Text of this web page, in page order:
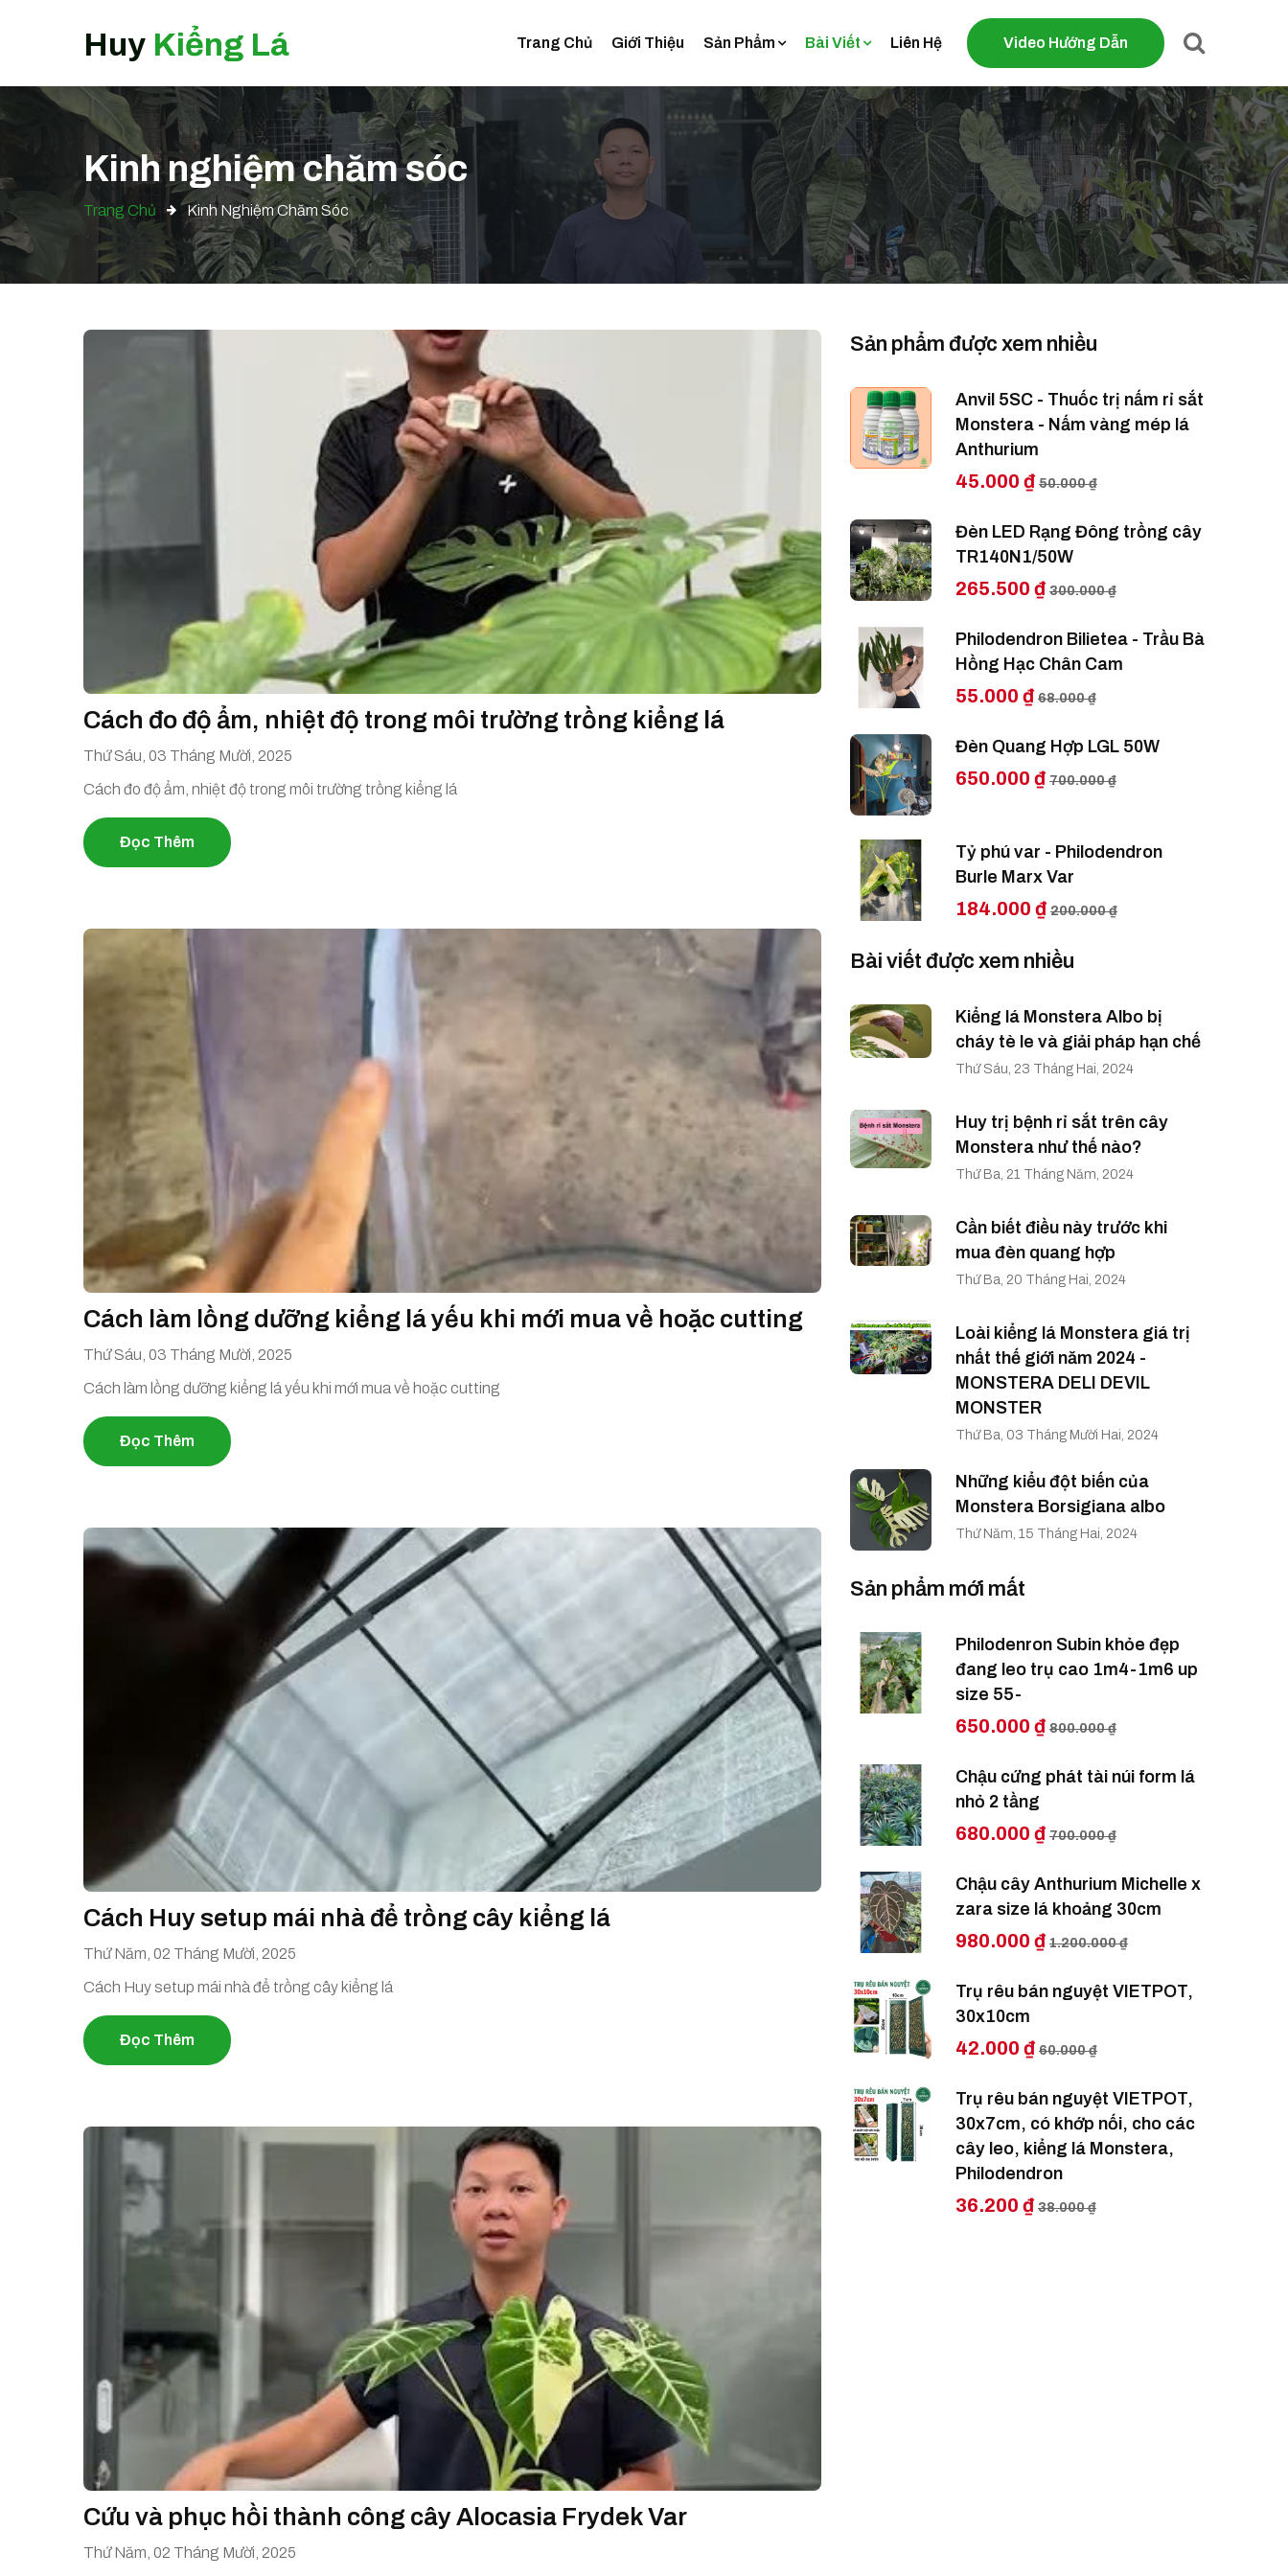
Huy Kiểng Lá Trang Chủ Giới Thiệu Sản Phẩm Bài Viết Liên Hệ Video Hướng Dẫn
Kinh nghiệm chăm sóc
Trang Chủ Kinh Nghiệm Chăm Sóc
Cách đo độ ẩm, nhiệt độ trong môi trường trồng kiểng lá
Thứ Sáu, 03 Tháng Mười, 2025
Cách đo độ ẩm, nhiệt độ trong môi trường trồng kiểng lá
Đọc Thêm
Cách làm lồng dưỡng kiểng lá yếu khi mới mua về hoặc cutting
Thứ Sáu, 03 Tháng Mười, 2025
Cách làm lồng dưỡng kiểng lá yếu khi mới mua về hoặc cutting
Đọc Thêm
Cách Huy setup mái nhà để trồng cây kiểng lá
Thứ Năm, 02 Tháng Mười, 2025
Cách Huy setup mái nhà để trồng cây kiểng lá
Đọc Thêm
Cứu và phục hồi thành công cây Alocasia Frydek Var
Thứ Năm, 02 Tháng Mười, 2025
Sản phẩm được xem nhiều
Anvil 5SC - Thuốc trị nấm rỉ sắt
Monstera - Nấm vàng mép lá
Anthurium
45.000 ₫ 50.000 ₫
Đèn LED Rạng Đông trồng cây
TR140N1/50W
265.500 ₫ 300.000 ₫
Philodendron Bilietea - Trầu Bà
Hồng Hạc Chân Cam
55.000 ₫ 68.000 ₫
Đèn Quang Hợp LGL 50W
650.000 ₫ 700.000 ₫
Tỷ phú var - Philodendron
Burle Marx Var
184.000 ₫ 200.000 ₫
Bài viết được xem nhiều
Kiểng lá Monstera Albo bị
cháy tè le và giải pháp hạn chế
Thứ Sáu, 23 Tháng Hai, 2024
Huy trị bệnh rỉ sắt trên cây
Monstera như thế nào?
Thứ Ba, 21 Tháng Năm, 2024
Cần biết điều này trước khi
mua đèn quang hợp
Thứ Ba, 20 Tháng Hai, 2024
Loài kiểng lá Monstera giá trị
nhất thế giới năm 2024 -
MONSTERA DELI DEVIL
MONSTER
Thứ Ba, 03 Tháng Mười Hai, 2024
Những kiểu đột biến của
Monstera Borsigiana albo
Thứ Năm, 15 Tháng Hai, 2024
Sản phẩm mới mất
Philodenron Subin khỏe đẹp
đang leo trụ cao 1m4-1m6 up
size 55-
650.000 ₫ 800.000 ₫
Chậu cứng phát tài núi form lá
nhỏ 2 tầng
680.000 ₫ 700.000 ₫
Chậu cây Anthurium Michelle x
zara size lá khoảng 30cm
980.000 ₫ 1.200.000 ₫
Trụ rêu bán nguyệt VIETPOT,
30x10cm
42.000 ₫ 60.000 ₫
Trụ rêu bán nguyệt VIETPOT,
30x7cm, có khớp nối, cho các
cây leo, kiểng lá Monstera,
Philodendron
36.200 ₫ 38.000 ₫